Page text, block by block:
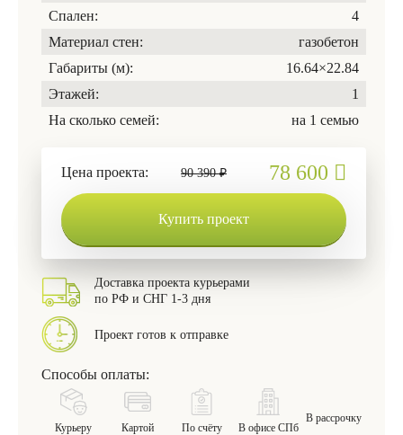
Спален:
4
Материал стен:
газобетон
Габариты (м):
16.64×22.84
Этажей:
1
На сколько семей:
на 1 семью
Цена проекта: 90 390 ₽ 78 600
Купить проект
Доставка проекта курьерами
по РФ и СНГ 1-3 дня
Проект готов к отправке
Способы оплаты:
Курьеру Картой По счёту В офисе СПб
В рассрочку